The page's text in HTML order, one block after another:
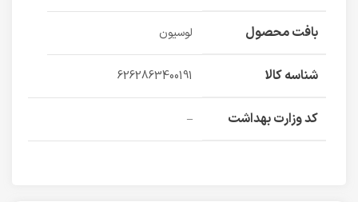
بافت محصول لوسیون
شناسه کالا 6262863400191
کد وزارت بهداشت –